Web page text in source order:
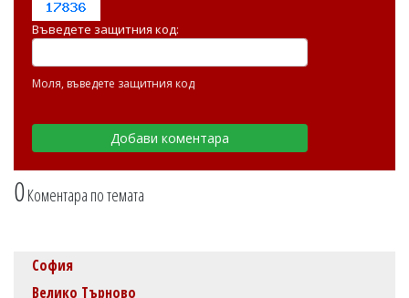
0Коментара по темата
Въведете защитния код:
Моля, въведете защитния код
София
Велико Търново